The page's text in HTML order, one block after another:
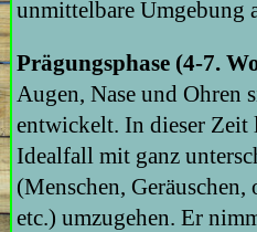
unmittelbare Umgebung
Prägungsphase (4-7.
Augen, Nase und Ohren
entwickelt. In dieser Zeit
Idealfall mit ganz
(Menschen,
etc.) umzugehen. Er